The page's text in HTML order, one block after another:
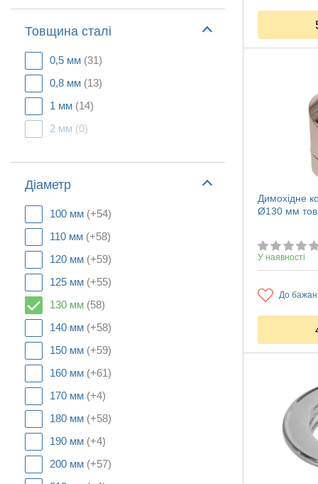
Товщина сталі
0,5 мм (31)
0,8 мм (13)
1 мм (14)
2 мм (0)
Діаметр
100 мм (+54)
110 мм (+58)
120 мм (+59)
125 мм (+55)
130 мм (58)
140 мм (+58)
150 мм (+59)
160 мм (+61)
170 мм (+4)
180 мм (+58)
190 мм (+4)
200 мм (+57)
Димохідне
Ø130 мм
У наявності
До